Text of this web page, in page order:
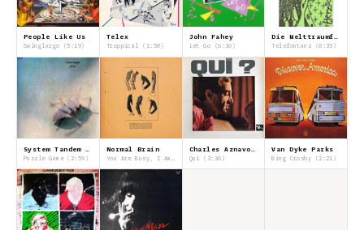
People Like Us
Swinglargo (5:19)
Telex
Troppical (1:50)
John Fahey
Let Go (6:36) Telefontanz (0:35)
Puzzle Game (2:59)
Normal Brain
Qui (3:36)
Van Dyke Parks
Bing Crosby (2:21)